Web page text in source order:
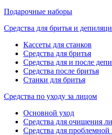
Подарочные наборы
Средства для бритья и
Кассеты для станков
Средства для бритья
Средства для и после
Средства после бритья
Станки для бритья
Средства по уходу за лицом
Основной уход
Средства для очищения
Средства для проблемной